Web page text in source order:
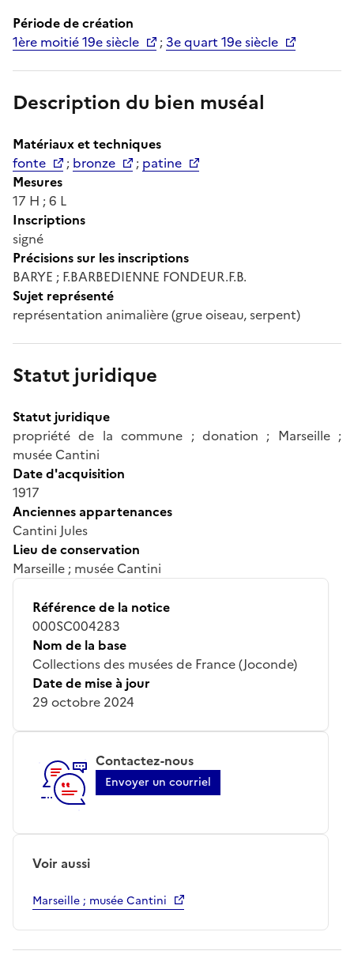
Période de création
1ère moitié 19e siècle
;3e quart 19e siècle
Description du bien muséal
Matériaux et techniques
fonte
; bronze ; patine
Mesures
17 H ; 6 L
Inscriptions
signé
Précisions sur les inscriptions
BARYE ; F.BARBEDIENNE FONDEUR.F.B.
Sujet représenté
représentation animalière (grue oiseau, serpent)
Statut juridique
Statut juridique
propriété de la commune ; donation ; Marseille ;
musée Cantini
Date d'acquisition
1917
Anciennes appartenances
Cantini Jules
Lieu de conservation
Marseille ; musée Cantini
Référence de la notice
000SC004283
Nom de la base
Collections des musées de France (Joconde)
Date de mise à jour
29 octobre 2024
Contactez-nous
Envoyer un courriel
Voir aussi
Marseille ; musée Cantini